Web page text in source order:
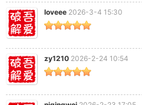
爱
loveee 2026-3-4 15:30
zy1210 2026-2-24 10:54